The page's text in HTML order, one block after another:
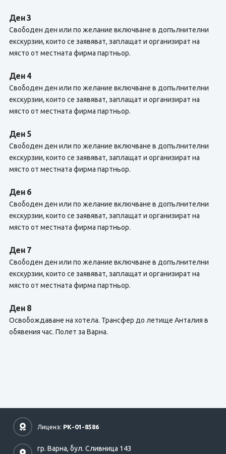
Ден 3
Свободен ден или по желание включване в допълнителни
екскурзии, които се заявяват, заплащат и организират на
място от местната фирма партньор.
Ден 4
Свободен ден или по желание включване в допълнителни
екскурзии, които се заявяват, заплащат и организират на
място от местната фирма партньор.
Ден 5
Свободен ден или по желание включване в допълнителни
екскурзии, които се заявяват, заплащат и организират на
място от местната фирма партньор.
Ден 6
Свободен ден или по желание включване в допълнителни
екскурзии, които се заявяват, заплащат и организират на
място от местната фирма партньор.
Ден 7
Свободен ден или по желание включване в допълнителни
екскурзии, които се заявяват, заплащат и организират на
място от местната фирма партньор.
Ден 8
Освобождаване на хотела. Трансфер до летище Анталия в
обявения час. Полет за Варна.
Лиценз: РК-01-8586
гр. Варна, бул. Сливница 143